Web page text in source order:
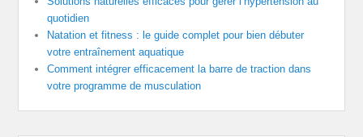
quotidien
Natation et fitness : le guide complet pour bien débuter
votre entraînement aquatique
Comment intégrer efficacement la barre de traction dans
votre programme de musculation